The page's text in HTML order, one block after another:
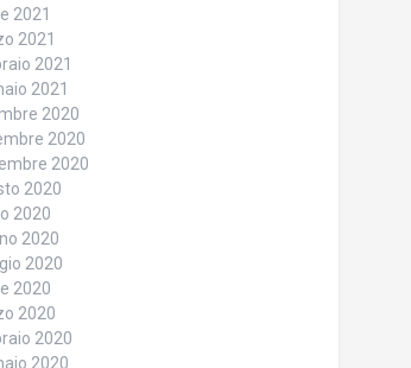
2021
2021
2021
2021
2020
2020
2020
2020
2020
2020
2020
2020
2020
2020
2020